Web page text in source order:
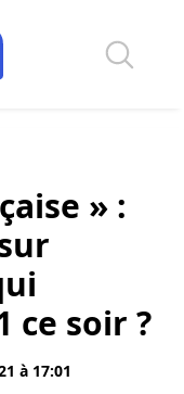
» :
ce soir ?
à 17:01